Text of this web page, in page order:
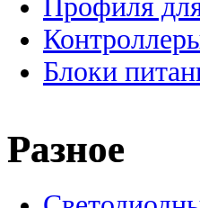
Профиля
Блоки
Разное